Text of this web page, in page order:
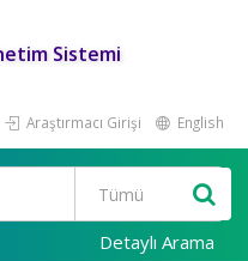
Sistemi
Araştırmacı Girişi English
Detaylı Arama